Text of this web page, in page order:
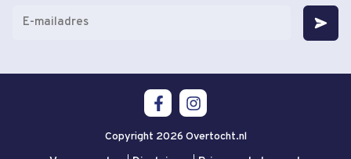
mailadres
Copyright 2026 Overtocht.nl